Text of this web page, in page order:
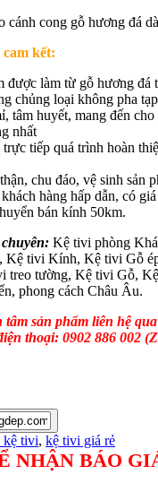
kết:
được làm từ gỗ hương đá
chủng loại không pha tạp
tâm huyết, mang đến cho
nhất
tiếp quá trình hoàn
chu đáo, vệ sinh sản
hàng hấp dẫn, có
bán kính 50km.
Kệ tivi phòng
Kệ tivi Kính, Kệ tivi Gỗ
treo tường, Kệ tivi Gỗ,
phong cách Châu Âu.
tâm sản phẩm liên hệ
thoại: 0902 886 002
kệ tivi, kệ tivi giá rẻ
NHẬN BÁO